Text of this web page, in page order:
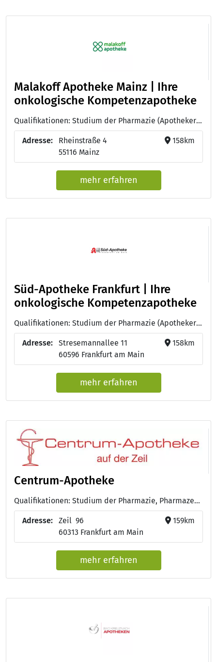
Malakoff Apotheke Mainz | Ihre
onkologische Kompetenzapotheke
Qualifikationen: Studium der Pharmazie (Apotheker:in)
Adresse:
Rheinstraße 4
55116 Mainz
158km
mehr erfahren
Süd-Apotheke Frankfurt | Ihre
onkologische Kompetenzapotheke
Qualifikationen: Studium der Pharmazie (Apotheker:in), Onkologische Pharmazie, Medikationsanalyse, Medikationsmanagement als Prozess
Adresse:
Stresemannallee 11
60596 Frankfurt am Main
158km
mehr erfahren
Centrum-Apotheke
Qualifikationen: Studium der Pharmazie, Pharmazeutisch-technische/r Assistent/in - PTA
Adresse:
Zeil 96
60313 Frankfurt am Main
159km
mehr erfahren